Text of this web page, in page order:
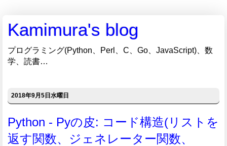
Kamimura's blog
プログラミング(Python、Perl、C、Go、JavaScript)、数
学、読書…
2018年9月5日水曜日
Python - Pyの皮: コード構造(リストを
返す関数、ジェネレーター関数、